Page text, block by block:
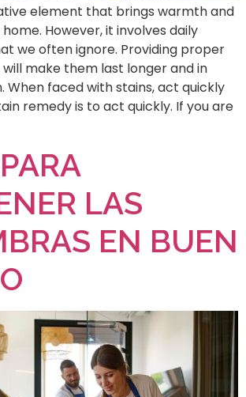
element that brings warmth and
However, it involves daily
we often ignore. Providing proper
make them last longer and in
When faced with stains, act quickly
remedy is to act quickly. If you are
LAS
EN BUEN